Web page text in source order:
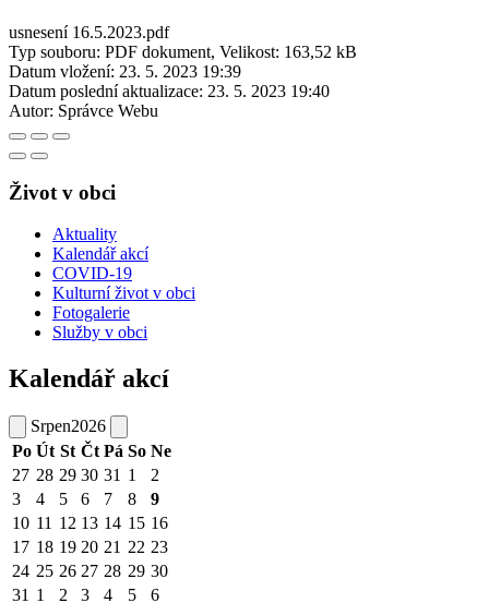
usnesení 16.5.2023.pdf
Typ souboru: PDF dokument, Velikost: 163,52 kB
Datum vložení: 23. 5. 2023 19:39
Datum poslední aktualizace: 23. 5. 2023 19:40
Autor: Správce Webu
Život v obci
Aktuality
Kalendář akcí
COVID-19
Kulturní život v obci
Fotogalerie
Služby v obci
Kalendář akcí
Srpen2026
Po Út St Čt Pá So Ne
27 28 29 30 31 1
2
3
4 5 6 7 8
9
10 11 12 13 14 15 16
17 18 19 20 21 22 23
24 25 26 27 28 29 30
31 1 2 3 4 5 6